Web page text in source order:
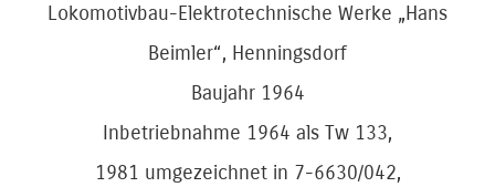
Lokomotivbau-Elektrotechnische Werke „Hans
Beimler“, Henningsdorf
Baujahr 1964
Inbetriebnahme 1964 als Tw 133,
1981 umgezeichnet in 7-6630/042,